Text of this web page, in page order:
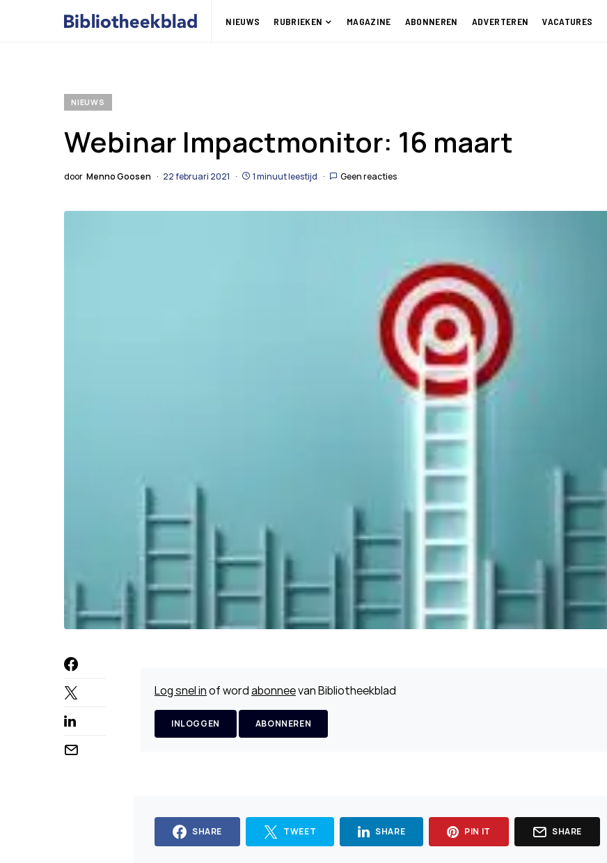
NIEUWS RUBRIEKEN MAGAZINE ABONNEREN ADVERTEREN VACATURES
NIEUWS
Webinar Impactmonitor: 16 maart
door Menno Goosen 22 februari 2021 1 minuut leestijd Geen reacties
Log snel inof wordabonneevan Bibliotheekblad
INLOGGEN ABONNEREN
SHARE TWEET SHARE PIN IT SHARE